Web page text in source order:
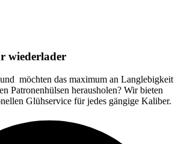
wiederlader
möchten das maximum an Langlebigkeit
Patronenhülsen herausholen? Wir bieten
Glühservice für jedes gängige Kaliber.